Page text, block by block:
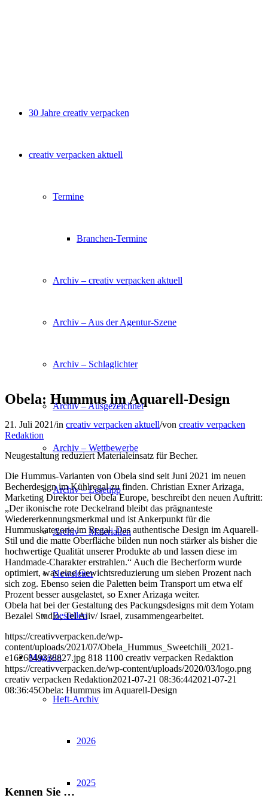
30 Jahre creativ verpacken
creativ verpacken aktuell
Termine
Branchen-Termine
Archiv – creativ verpacken aktuell
Archiv – Aus der Agentur-Szene
Archiv – Schlaglichter
Archiv – Ausgezeichnet
Archiv – Wettbewerbe
Archiv – Lesetipp
Archiv – Materialien
Newsletter
Bestellen
Magazin
Heft-Archiv
2026
2025
Obela: Hummus im Aquarell-Design
21. Juli 2021/in creativ verpacken aktuell/von creativ verpacken
Redaktion
Neugestaltung reduziert Materialeinsatz für Becher.
Die Hummus-Varianten von Obela sind seit Juni 2021 im neuen
Becherdesign im Kühlregal zu finden. Christian Exner Arizaga,
Marketing Direktor bei Obela Europe, beschreibt den neuen Auftritt:
„Der ikonische rote Deckelrand bleibt das prägnanteste
Wiedererkennungsmerkmal und ist Ankerpunkt für die
Hummuskategorie im Regal. Das authentische Design im Aquarell-
Stil und die matte Oberfläche bilden nun noch stärker als bisher die
hochwertige Qualität unserer Produkte ab und lassen diese im
Handmade-Charakter erstrahlen.“ Auch die Becherform wurde
optimiert, was eine Gewichtsreduzierung um sieben Prozent nach
sich zog. Ebenso seien die Paletten beim Transport um etwa elf
Prozent besser ausgelastet, so Exner Arizaga weiter.
Obela hat bei der Gestaltung des Packungsdesigns mit dem Yotam
Bezalel Studio, Tel Aliv/ Israel, zusammengearbeitet.
https://creativverpacken.de/wp-
content/uploads/2021/07/Obela_Hummus_Sweetchili_2021-
e1626849338827.jpg 818 1100 creativ verpacken Redaktion
https://creativverpacken.de/wp-content/uploads/2020/03/logo.png
creativ verpacken Redaktion2021-07-21 08:36:442021-07-21
08:36:45Obela: Hummus im Aquarell-Design
Kennen Sie …